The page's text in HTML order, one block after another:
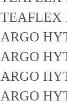
TEAFLEX
ARGO
ARGO
ARGO
ARGO